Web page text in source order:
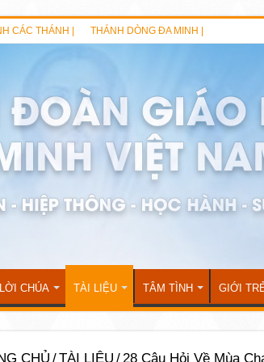
CÁC THÁNH | THÁNH DÒNG ĐA MINH |
LỜI CHÚA TÀI LIỆU TÂM TÌNH GIỚI
CHỦ /TÀI LIỆU /28 Câu Hỏi Về Mùa